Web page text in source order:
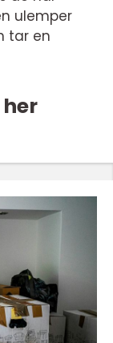
ulemper
tar en